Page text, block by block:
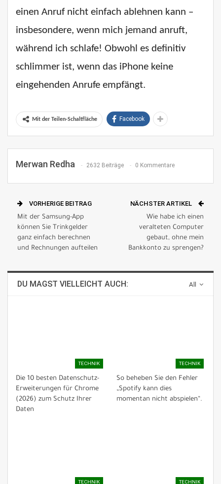
einen Anruf nicht einfach ablehnen kann –
insbesondere, wenn mich jemand anruft,
während ich schlafe! Obwohl es definitiv
schlimmer ist, wenn das iPhone keine
eingehenden Anrufe empfängt.
Mit der Teilen-Schaltfläche Facebook
Merwan Redha 2632 Beiträge 0 Kommentare
VORHERIGE BEITRAG
Mit der Samsung-App
können Sie Trinkgelder
ganz einfach berechnen
und Rechnungen aufteilen
NÄCHSTER ARTIKEL
Wie habe ich einen
veralteten Computer
gebaut, ohne mein
Bankkonto zu sprengen?
All
DU MAGST VIELLEICHT AUCH:
TECHNIK
Die 10 besten Datenschutz-
Erweiterungen für Chrome
(2026) zum Schutz Ihrer
Daten
TECHNIK
So beheben Sie den Fehler
„Spotify kann dies
momentan nicht abspielen“.
TECHNIK TECHNIK